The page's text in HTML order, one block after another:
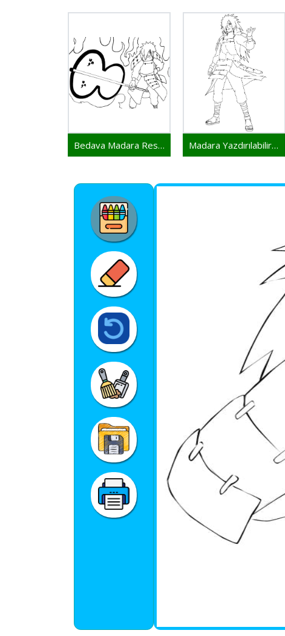
Bedava Madara Resim Madara Yazdırılabilir Resim